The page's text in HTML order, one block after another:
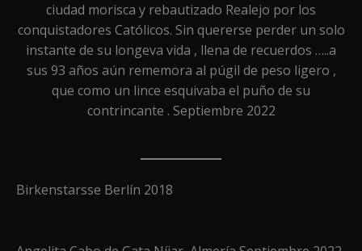
ciudad morisca y rebautizado Realejo por los
conquistadores Católicos. Sin quererse perder un solo
instante de su longeva vida , llena de recuerdos …..a
sus 93 años aún rememora al púgil de peso ligero ,
que como un lince esquivaba el puño de su
contrincante . Septiembre 2022
Birkenstarsse Berlín 2018